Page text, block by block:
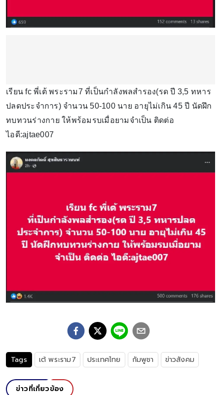
เรียน fc พี่เต้ พระราม7 ที่เป็นกำลังพลสำรอง(รด ปี 3,5 ทหาร
ปลดประจำการ) จำนวน 50-100 นาย อายุไม่เกิน 45 ปี นัดฝึก
ทบทวนร่างกาย ให้พร้อมรบเมื่อยามจำเป็น ติดต่อ
ไอดี:ajtae007
Tags เต้ พระราม7 ประเทศไทย กัมพูชา ข่าวสังคม
ข่าวที่เกี่ยวข้อง